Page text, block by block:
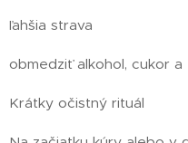
ľahšia strava
obmedziť alkohol, cukor a
Krátky očistný rituál